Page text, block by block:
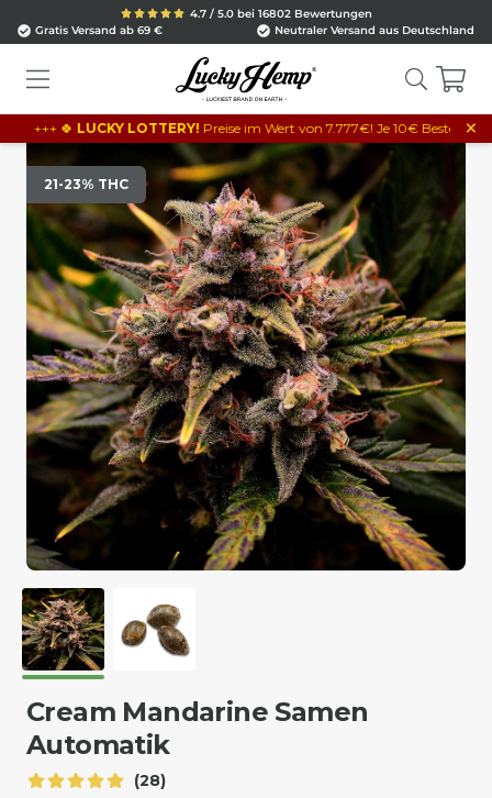
4.7 / 5.0 bei 16802 Bewertungen
Gratis Versand ab 69 €
Neutraler Versand aus Deutschland
LUCKY LOTTERY!Preise im Wert von 7.777€! Je 10€ Bestellwert = 1 Los!
×
21-23% THC
Cream Mandarine Samen
Automatik
(28)